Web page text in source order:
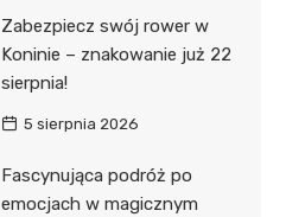
Zabezpiecz swój rower w
Koninie – znakowanie już 22
sierpnia!
5 sierpnia 2026
Fascynująca podróż po
emocjach w magicznym